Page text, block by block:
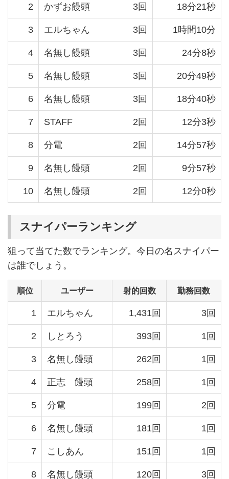
2 かずお饅頭 3回 18分21秒
3 エルちゃん 3回 1時間10分
4 名無し饅頭 3回 24分8秒
5 名無し饅頭 3回 20分49秒
6 名無し饅頭 3回 18分40秒
7 STAFF 2回 12分3秒
8 分電 2回 14分57秒
9 名無し饅頭 2回 9分57秒
10 名無し饅頭 2回 12分0秒
スナイパーランキング
狙って当てた数でランキング。今日の名スナイパー
は誰でしょう。
順位 ユーザー 射的回数 勤務回数
1 エルちゃん 1,431回 3回
2 しとろう 393回 1回
3 名無し饅頭 262回 1回
4 正志 饅頭 258回 1回
5 分電 199回 2回
6 名無し饅頭 181回 1回
7 こしあん 151回 1回
8 名無し饅頭 120回 3回